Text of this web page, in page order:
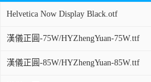
Helvetica Now Display Black.otf
漢儀正圓-75W/HYZhengYuan-75W.ttf
漢儀正圓-85W/HYZhengYuan-85W.ttf